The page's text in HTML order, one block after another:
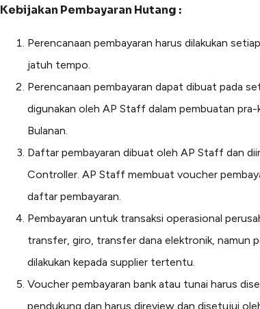
Kebijakan Pembayaran Hutang :
Perencanaan pembayaran harus dilakukan
jatuh tempo.
Perencanaan pembayaran dapat dibuat pada
digunakan oleh AP Staff dalam pembuatan
Bulanan.
Daftar pembayaran dibuat oleh AP Staff dan
Controller. AP Staff membuat voucher
daftar pembayaran.
Pembayaran untuk transaksi operasional
transfer, giro, transfer dana elektronik, namun
dilakukan kepada supplier tertentu.
Voucher pembayaran bank atau tunai harus
pendukung dan harus direview dan disetujui